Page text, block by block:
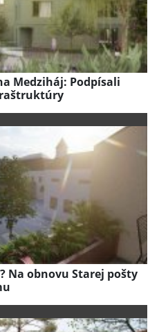
Medziháj: Podpísali
Na obnovu Starej pošty